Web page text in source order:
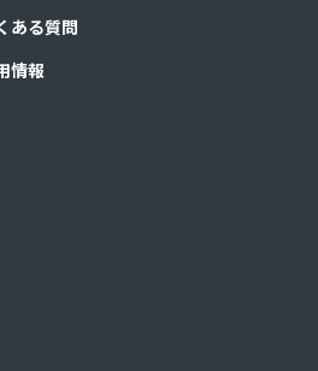
ある質問
情報